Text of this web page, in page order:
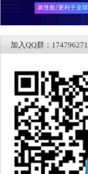
加入QQ群：174796271